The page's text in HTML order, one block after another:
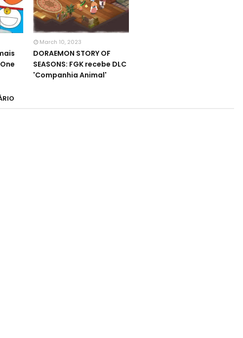
March 10, 2023
DORAEMON STORY OF
SEASONS: FGK recebe DLC
'Companhia Animal'